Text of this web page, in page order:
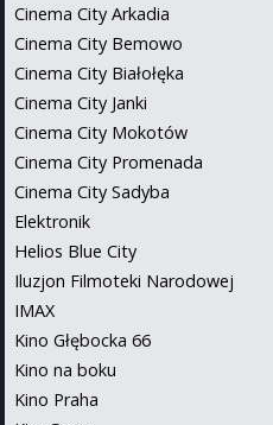
Cinema City Arkadia
Cinema City Bemowo
Cinema City Białołęka
Cinema City Janki
Cinema City Mokotów
Cinema City Promenada
Cinema City Sadyba
Elektronik
Helios Blue City
Iluzjon Filmoteki Narodowej
IMAX
Kino Głębocka 66
Kino na boku
Kino Praha